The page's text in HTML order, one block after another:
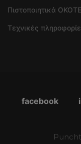
Πιστοποιητικά
Τεχνικές
facebook